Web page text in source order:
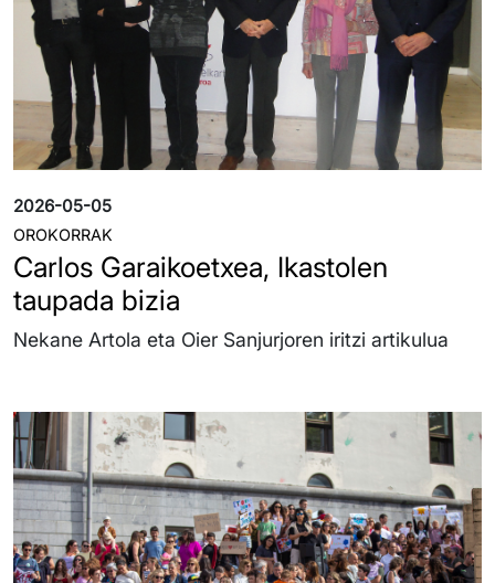
2026-05-05
OROKORRAK
Carlos Garaikoetxea, Ikastolen
taupada bizia
Nekane Artola eta Oier Sanjurjoren iritzi artikulua
Irudia